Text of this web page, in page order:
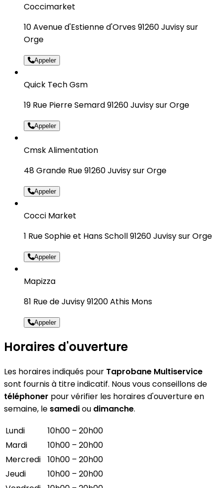
Coccimarket
10 Avenue d'Estienne d'Orves 91260 Juvisy sur
Orge
Appeler
Quick Tech Gsm
19 Rue Pierre Semard 91260 Juvisy sur Orge
Appeler
Cmsk Alimentation
48 Grande Rue 91260 Juvisy sur Orge
Appeler
Cocci Market
1 Rue Sophie et Hans Scholl 91260 Juvisy sur Orge
Appeler
Mapizza
81 Rue de Juvisy 91200 Athis Mons
Appeler
Horaires d'ouverture
Les horaires indiqués pour Taprobane Multiservice
sont fournis à titre indicatif. Nous vous conseillons de
téléphoner pour vérifier les horaires d'ouverture en
semaine, le samediou dimanche.
Lundi
10h00 – 20h00
Mardi
10h00 – 20h00
Mercredi
10h00 – 20h00
Jeudi
10h00 – 20h00